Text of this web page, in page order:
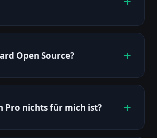
Open Source?
Pro nichts für mich ist?